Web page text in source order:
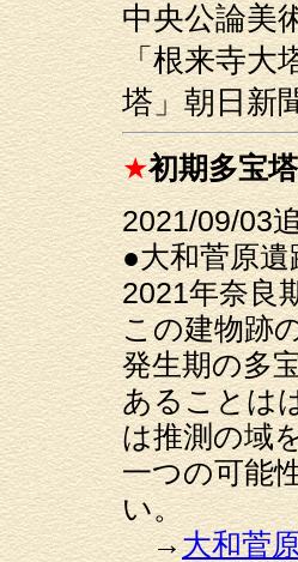
中央公論美
「根来寺大
塔」朝日新
★初期多宝
2021/09/03
●大和菅原遺
2021年奈良
この建物跡
発生期の多
あることは
は推測の域
一つの可能
い。
→大和菅